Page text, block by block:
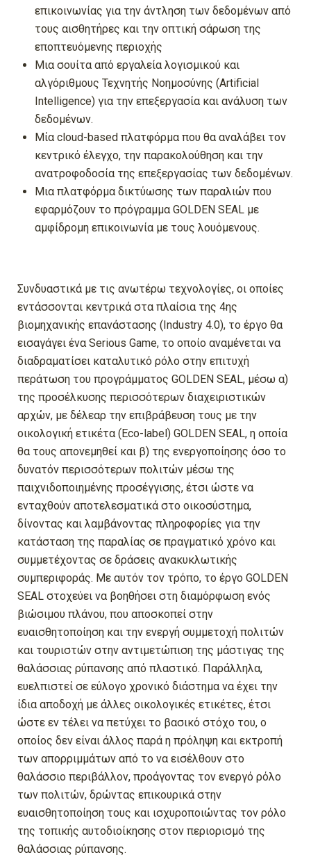
επικοινωνίας για την άντληση των δεδομένων από
τους αισθητήρες και την οπτική σάρωση της
εποπτευόμενης περιοχής
Μια σουίτα από εργαλεία λογισμικού και
αλγόριθμους Τεχνητής Νοημοσύνης (Artificial
Intelligence) για την επεξεργασία και ανάλυση των
δεδομένων.
Μία cloud-based πλατφόρμα που θα αναλάβει τον
κεντρικό έλεγχο, την παρακολούθηση και την
ανατροφοδοσία της επεξεργασίας των δεδομένων.
Μια πλατφόρμα δικτύωσης των παραλιών που
εφαρμόζουν το πρόγραμμα GOLDEN SEAL με
αμφίδρομη επικοινωνία με τους λουόμενους.
Συνδυαστικά με τις ανωτέρω τεχνολογίες, οι οποίες
εντάσσονται κεντρικά στα πλαίσια της 4ης
βιομηχανικής επανάστασης (Industry 4.0), το έργο θα
εισαγάγει ένα Serious Game, το οποίο αναμένεται να
διαδραματίσει καταλυτικό ρόλο στην επιτυχή
περάτωση του προγράμματος GOLDEN SEAL, μέσω α)
της προσέλκυσης περισσότερων διαχειριστικών
αρχών, με δέλεαρ την επιβράβευση τους με την
οικολογική ετικέτα (Eco-label) GOLDEN SEAL, η οποία
θα τους απονεμηθεί και β) της ενεργοποίησης όσο το
δυνατόν περισσότερων πολιτών μέσω της
παιχνιδοποιημένης προσέγγισης, έτσι ώστε να
ενταχθούν αποτελεσματικά στο οικοσύστημα,
δίνοντας και λαμβάνοντας πληροφορίες για την
κατάσταση της παραλίας σε πραγματικό χρόνο και
συμμετέχοντας σε δράσεις ανακυκλωτικής
συμπεριφοράς. Με αυτόν τον τρόπο, το έργο GOLDEN
SEAL στοχεύει να βοηθήσει στη διαμόρφωση ενός
βιώσιμου πλάνου, που αποσκοπεί στην
ευαισθητοποίηση και την ενεργή συμμετοχή πολιτών
και τουριστών στην αντιμετώπιση της μάστιγας της
θαλάσσιας ρύπανσης από πλαστικό. Παράλληλα,
ευελπιστεί σε εύλογο χρονικό διάστημα να έχει την
ίδια αποδοχή με άλλες οικολογικές ετικέτες, έτσι
ώστε εν τέλει να πετύχει το βασικό στόχο του, ο
οποίος δεν είναι άλλος παρά η πρόληψη και εκτροπή
των απορριμμάτων από το να εισέλθουν στο
θαλάσσιο περιβάλλον, προάγοντας τον ενεργό ρόλο
των πολιτών, δρώντας επικουρικά στην
ευαισθητοποίηση τους και ισχυροποιώντας τον ρόλο
της τοπικής αυτοδιοίκησης στον περιορισμό της
θαλάσσιας ρύπανσης.